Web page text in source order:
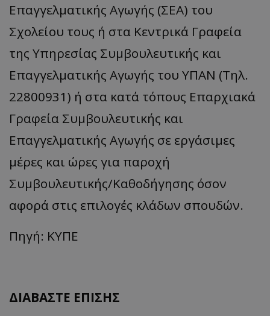
Επαγγελματικής Αγωγής (ΣΕΑ) του
Σχολείου τους ή στα Κεντρικά Γραφεία
της Υπηρεσίας Συμβουλευτικής και
Επαγγελματικής Αγωγής του ΥΠΑΝ (Τηλ.
22800931) ή στα κατά τόπους Επαρχιακά
Γραφεία Συμβουλευτικής και
Επαγγελματικής Αγωγής σε εργάσιμες
μέρες και ώρες για παροχή
Συμβουλευτικής/Καθοδήγησης όσον
αφορά στις επιλογές κλάδων σπουδών.
Πηγή: ΚΥΠΕ
ΔΙΑΒΑΣΤΕ ΕΠΙΣΗΣ